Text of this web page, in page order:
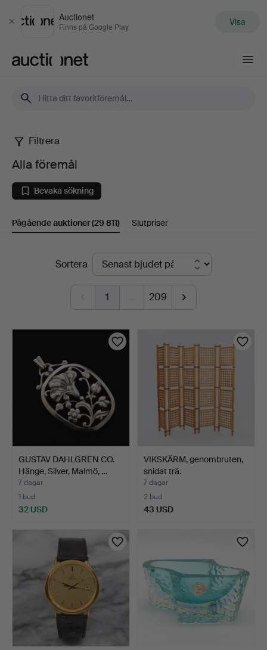
Stäng
Auctionet
Finns på Google Play Visa
Alla
föremål
Filtrera
Alla föremål
Bevaka sökning
Pågående auktioner(29 811) Slutpriser
PågåendeSortera
1 … 209
GUSTAV DAHLGREN CO.
Hänge, Silver, Malmö, …
7 dagar
1 bud
32 USD
VIKSKÄRM, genombruten,
snidat trä.
7 dagar
2 bud
43 USD